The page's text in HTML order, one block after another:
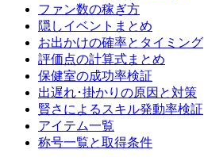
ファン数の稼ぎ方
隠しイベントまとめ
お出かけの確率とタイミング
評価点の計算式まとめ
保健室の成功率検証
出遅れ･掛かりの原因と対策
賢さによるスキル発動率検証
アイテム一覧
称号一覧と取得条件